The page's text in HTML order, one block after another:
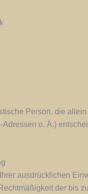
Person, die
o. Ä.)
ausdrücklichen
der bis